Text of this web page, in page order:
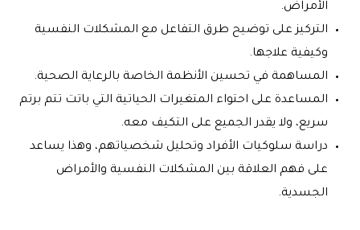
الأمراض.
التركيز على توضيح طرق التفاعل مع المشكلات النفسية
وكيفية علاجها.
المساهمة في تحسين الأنظمة الخاصة بالرعاية الصحية.
المساعدة على احتواء المتغيرات الحياتية التي باتت تتم برتم
سريع، ولا يقدر الجميع على التكيف معه.
دراسة سلوكيات الأفراد وتحليل شخصياتهم، وهذا يساعد
على فهم العلاقة بين المشكلات النفسية والأمراض
الجسدية.